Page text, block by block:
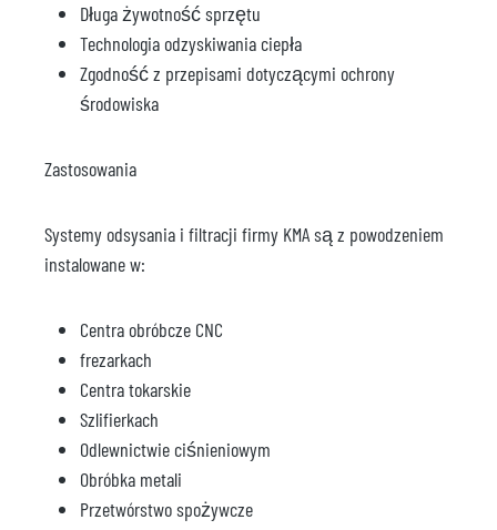
Długa żywotność sprzętu
Technologia odzyskiwania ciepła
Zgodność z przepisami dotyczącymi ochrony
środowiska
Zastosowania
Systemy odsysania i filtracji firmy KMA są z powodzeniem
instalowane w:
Centra obróbcze CNC
frezarkach
Centra tokarskie
Szlifierkach
Odlewnictwie ciśnieniowym
Obróbka metali
Przetwórstwo spożywcze